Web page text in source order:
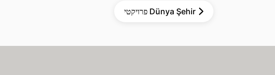
פרויקטי Dünya Şehir